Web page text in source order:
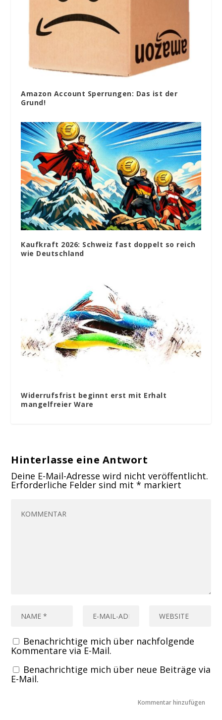
Amazon Account Sperrungen: Das ist der
Grund!
Kaufkraft 2026: Schweiz fast doppelt so reich
wie Deutschland
Widerrufsfrist beginnt erst mit Erhalt
mangelfreier Ware
Hinterlasse eine Antwort
Deine E-Mail-Adresse wird nicht veröffentlicht.
Erforderliche Felder sind mit* markiert
Benachrichtige mich über nachfolgende
Kommentare via E-Mail.
Benachrichtige mich über neue Beiträge via
E-Mail.